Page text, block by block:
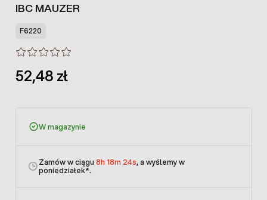
IBC MAUZER
F6220
52,48 zł
W magazynie
Zamów w ciągu 8h 18m 24s, a wyślemy w
poniedziałek*.